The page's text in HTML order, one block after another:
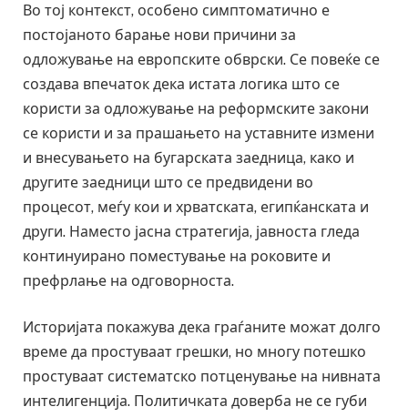
Во тој контекст, особено симптоматично е
постојаното барање нови причини за
одложување на европските обврски. Се повеќе се
создава впечаток дека истата логика што се
користи за одложување на реформските закони
се користи и за прашањето на уставните измени
и внесувањето на бугарската заедница, како и
другите заедници што се предвидени во
процесот, меѓу кои и хрватската, египќанската и
други. Наместо јасна стратегија, јавноста гледа
континуирано поместување на роковите и
префрлање на одговорноста.
Историјата покажува дека граѓаните можат долго
време да простуваат грешки, но многу потешко
простуваат систематско потценување на нивната
интелигенција. Политичката доверба не се губи